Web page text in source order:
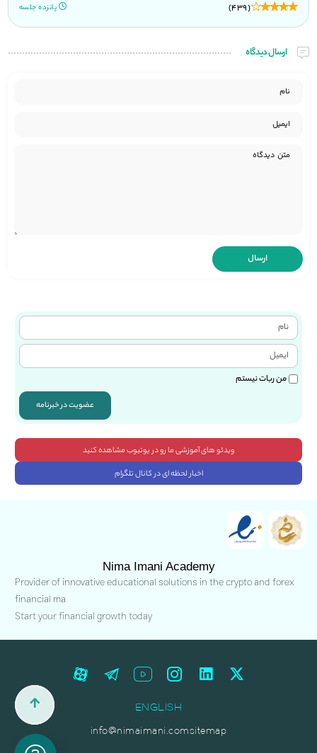
(439) پانزده جلسه
ارسال دیدگاه
من ربات نیستم
عضویت در خبرنامه
ویدئو های آموزشی ما رو در یوتیوب مشاهده کنید
اخبار لحظه ای در کانال تلگرام
Nima Imani Academy
Provider of innovative educational solutions in the crypto and forex
financial ma
Start your financial growth today
ENGLISH
sitemap
info@nimaimani.com